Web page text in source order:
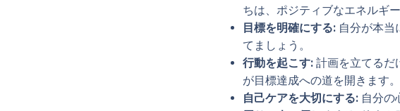
ちは、ポジティブなエネルギ
目標を明確にする: 自分が本当
てましょう。
行動を起こす: 計画を立てるだ
が目標達成への道を開きます。
自己ケアを大切にする: 自分の